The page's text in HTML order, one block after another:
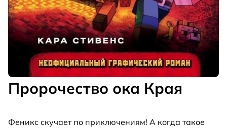
Пророчество ока Края
Феникс скучает по приключениям! А когда такое